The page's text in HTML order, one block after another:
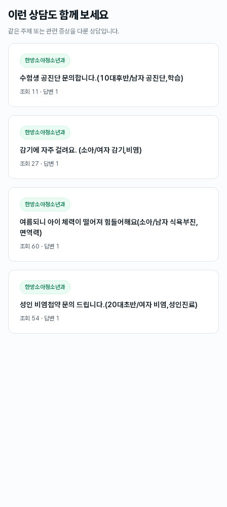
이런 상담도 함께 보세요
같은 주제 또는 관련 증상을 다룬 상담입니다.
한방소아청소년과
수험생 공진단 문의합니다.(10대후반/남자 공진단,학습)
조회 11 · 답변 1
한방소아청소년과
감기에 자주 걸려요. (소아/여자 감기,비염)
조회 27 · 답변 1
한방소아청소년과
여름되니 아이 체력이 떨어져 힘들어해요(소아/남자 식욕부진,
면역력)
조회 60 · 답변 1
한방소아청소년과
성인 비염첩약 문의 드립니다.(20대초반/여자 비염,성인진료)
조회 54 · 답변 1